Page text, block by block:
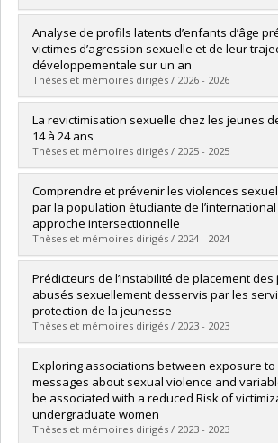
Diplômé(e) :Abou Chabake, Sara
Cycle :Doctorat
Diplôme obtenu : Ph. D.
Lien vers le document dans Papyrus
Analyse de profils latents d’enfants d’âge
victimes d’agression sexuelle et de leur
développementale sur un an
Thèses et mémoires dirigés / 2026 - 2026
Diplômé(e) :Cossette-Côté, Flavie
Cycle :Doctorat
Diplôme obtenu :Ph. D.
Lien vers le document dans Papyrus
La revictimisation sexuelle chez les jeunes
14 à 24 ans
Thèses et mémoires dirigés / 2025 - 2025
Diplômé(e) : Pognon, Queeny
Cycle :Doctorat
Diplôme obtenu :Ph. D.
Lien vers le document dans Papyrus
Comprendre et prévenir les violences
par la population étudiante de l’international
approche intersectionnelle
Thèses et mémoires dirigés / 2024 - 2024
Diplômé(e) :Fethi, Ihssane
Cycle :Doctorat
Diplôme obtenu :Ph. D.
Lien vers le document dans Papyrus
Prédicteurs de l’instabilité de placement des
abusés sexuellement desservis par les
protection de la jeunesse
Thèses et mémoires dirigés / 2023 - 2023
Diplômé(e) :Gendron-Cloutier, Lauranne
Cycle :Doctorat
Diplôme obtenu : D. Psy.
Lien vers le document dans Papyrus
Exploring associations between exposure
messages about sexual violence and
be associated with a reduced Risk of
undergraduate women
Thèses et mémoires dirigés / 2023 - 2023